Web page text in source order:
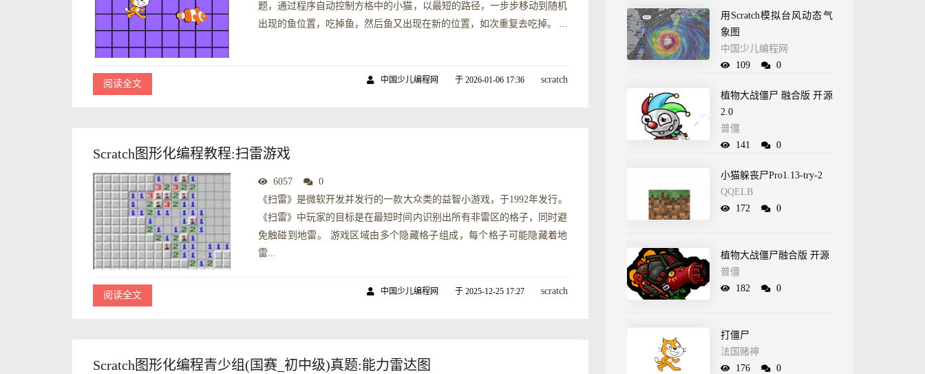
题，通过程序自动控制方格中的小猫，以最短的路径，一步步移动到随机
出现的鱼位置，吃掉鱼，然后鱼又出现在新的位置，如次重复去吃掉。 ...
阅读全文 中国少儿编程网 于 2026-01-06 17:36 scratch
Scratch图形化编程教程:扫雷游戏
6057
0
《扫雷》是微软开发并发行的一款大众类的益智小游戏，于1992年发行。
《扫雷》中玩家的目标是在最短时间内识别出所有非雷区的格子，同时避
免触碰到地雷。 游戏区域由多个隐藏格子组成，每个格子可能隐藏着地
雷...
阅读全文 中国少儿编程网 于 2025-12-25 17:27 scratch
Scratch图形化编程青少组(国赛_初中级)真题:能力雷达图
用Scratch模拟台风动态气
象图
中国少儿编程网
109
0
植物大战僵尸 融合版 开源
2.0
普僵
141
0
小猫躲丧尸Pro1.13-try-2
QQELB
172
0
植物大战僵尸融合版 开源
普僵
182
0
打僵尸
法国赌神
176
0